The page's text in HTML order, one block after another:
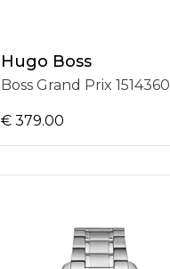
Hugo Boss
Boss Grand Prix 1514360
€ 379.00